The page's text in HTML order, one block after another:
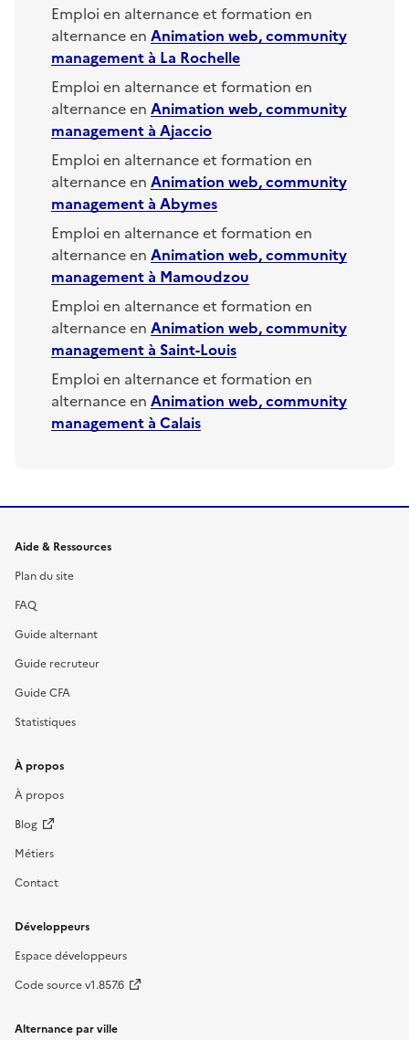
Emploi en alternance et formation en
alternance en Animation web, community
managementà La Rochelle
Emploi en alternance et formation en
alternance en Animation web, community
managementà Ajaccio
Emploi en alternance et formation en
alternance en Animation web, community
managementà Abymes
Emploi en alternance et formation en
alternance en Animation web, community
managementà Mamoudzou
Emploi en alternance et formation en
alternance en Animation web, community
managementà Saint-Louis
Emploi en alternance et formation en
alternance en Animation web, community
managementà Calais
Informations et liens du site
Aide & Ressources
Plan du site
FAQ
Guide alternant
Guide recruteur
Guide CFA
Statistiques
À propos
À propos
Blog
Métiers
Contact
Développeurs
Espace développeurs
Code source v1.857.6
Alternance par ville